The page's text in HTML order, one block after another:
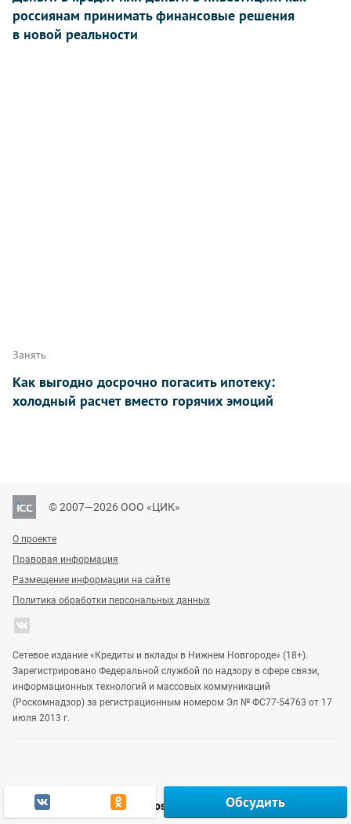
Обсудить
россиянам принимать финансовые решения
в новой реальности
Занять
Как выгодно досрочно погасить ипотеку:
холодный расчет вместо горячих эмоций
© 2007—2026 ООО «ЦИК»
О проекте
Правовая информация
Размещение информации на сайте
Политика обработки персональных данных
Сетевое издание «Кредиты и вклады в Нижнем Новгороде» (18+).
Зарегистрировано Федеральной службой по надзору в сфере связи,
информационных технологий и массовых коммуникаций
(Роскомнадзор) за регистрационным номером Эл № ФС77-54763 от 17
июля 2013 г.
Vgoroden DomostroyNN Gipernn